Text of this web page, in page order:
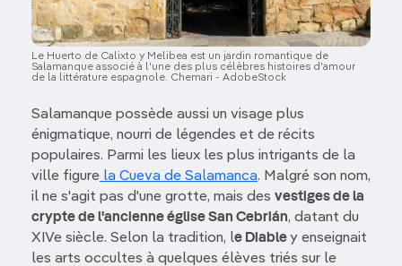
Le Huerto de Calixto y Melibea est un jardin romantique de
Salamanque associé à l'une des plus célèbres histoires d'amour
de la littérature espagnole. Chemari - AdobeStock
Salamanque possède aussi un visage plus
énigmatique, nourri de légendes et de récits
populaires. Parmi les lieux les plus intrigants de la
ville figure la Cueva de Salamanca. Malgré son nom,
il ne s'agit pas d'une grotte, mais des vestiges de la
crypte de l'ancienne église San Cebrián, datant du
XIVe siècle. Selon la tradition, le Diabley enseignait
les arts occultes à quelques élèves triés sur le